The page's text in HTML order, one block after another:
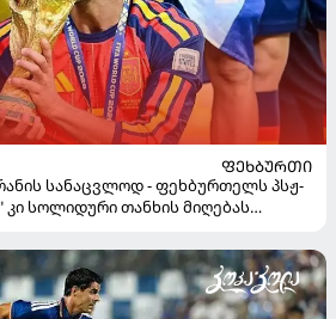
ᲤᲔᲮᲑᲣᲠᲗᲘ
სანაცვლოდ - ფეხბურთელს პსჟ-
კი სოლიდური თანხის მიღებას